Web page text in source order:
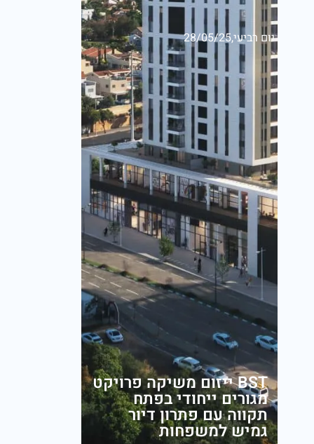
BST ייזום משיקה פרויקט
מגורים ייחודי בפתח
תקווה עם פתרון דיור
גמיש למשפחות
יום רביעי,28/05/25